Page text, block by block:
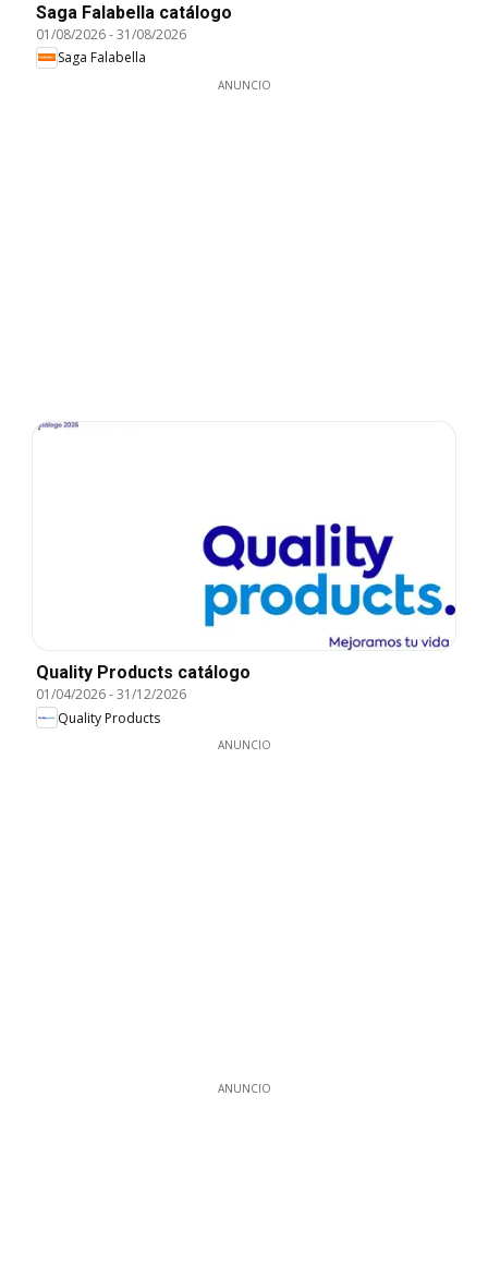
Saga Falabella catálogo
01/08/2026-31/08/2026
Saga Falabella
ANUNCIO
Quality Products catálogo
01/04/2026-31/12/2026
Quality Products
ANUNCIO
ANUNCIO